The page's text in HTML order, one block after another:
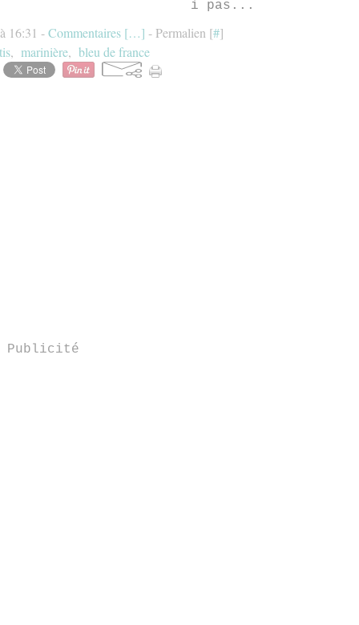
i pas...
16:31 -Commentaires […] - Permalien [#]
, marinière, bleu de france
Publicité